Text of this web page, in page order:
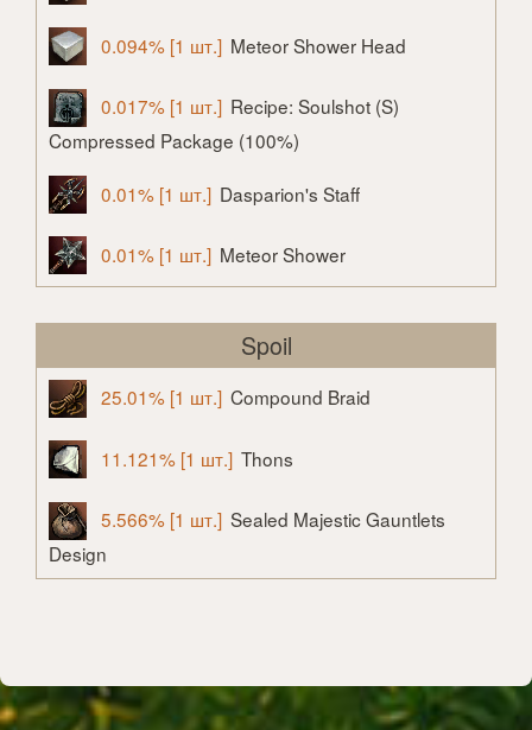
0.094% [1 шт.] Meteor Shower Head
0.017% [1 шт.] Recipe: Soulshot (S)
Compressed Package (100%)
0.01% [1 шт.] Dasparion's Staff
0.01% [1 шт.] Meteor Shower
Spoil
25.01% [1 шт.] Compound Braid
11.121% [1 шт.] Thons
5.566% [1 шт.] Sealed Majestic Gauntlets
Design